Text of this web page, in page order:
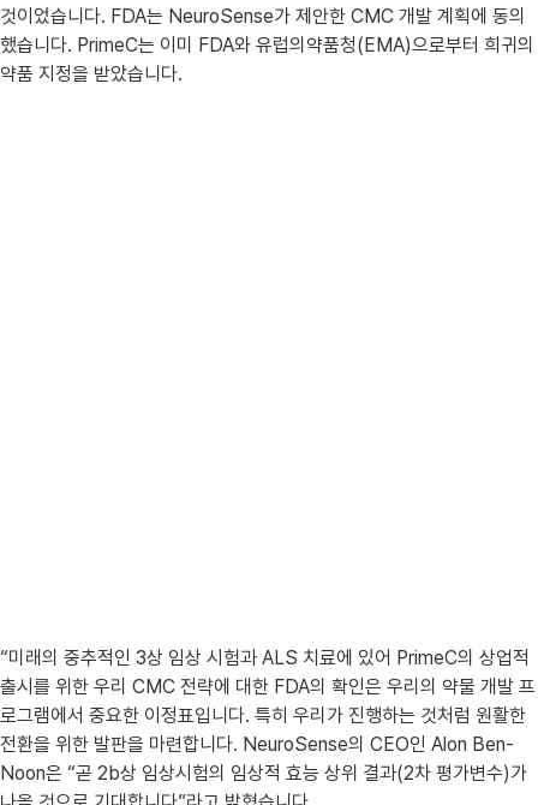
것이었습니다. FDA는 NeuroSense가 제안한 CMC 개발 계획에 동의
했습니다. PrimeC는 이미 FDA와 유럽의약품청(EMA)으로부터 희귀의
약품 지정을 받았습니다.
“미래의 중추적인 3상 임상 시험과 ALS 치료에 있어 PrimeC의 상업적
출시를 위한 우리 CMC 전략에 대한 FDA의 확인은 우리의 약물 개발 프
로그램에서 중요한 이정표입니다. 특히 우리가 진행하는 것처럼 원활한
전환을 위한 발판을 마련합니다. NeuroSense의 CEO인 Alon Ben-
Noon은 “곧 2b상 임상시험의 임상적 효능 상위 결과(2차 평가변수)가